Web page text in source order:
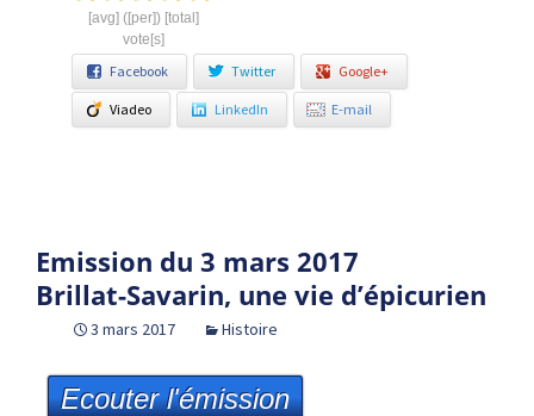
[avg] ([per]) [total]
vote[s]
Facebook Twitter Google+
Viadeo LinkedIn E-mail
Emission du 3 mars 2017
Brillat-Savarin, une vie d’épicurien
3 mars 2017 Histoire
Ecouter l'émission